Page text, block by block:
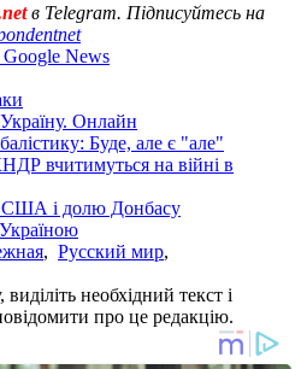
в Telegram. Підписуйтесь на
News
Онлайн
Буде, але є "але"
вчитимуться на війні в
США і долю Донбасу
Україною
, Русский мир,
необхідний текст і
про це редакцію.